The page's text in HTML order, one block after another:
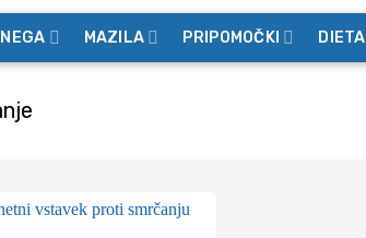
NEGA MAZILA PRIPOMOČKI DIETA